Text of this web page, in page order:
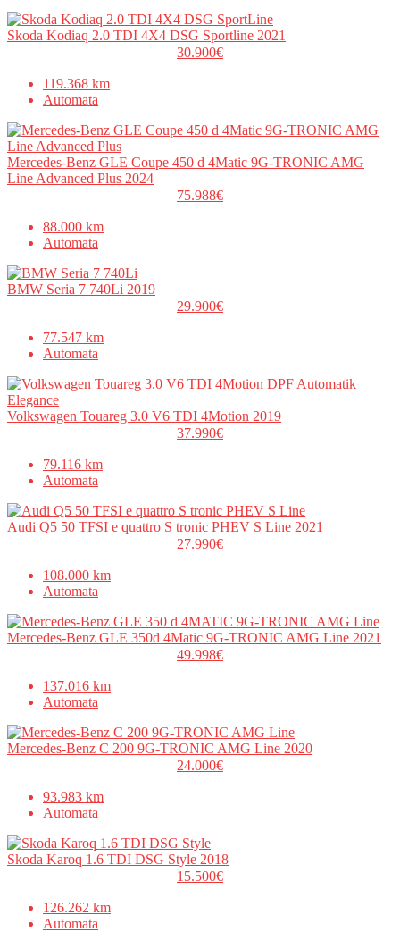
30.900€
Skoda Kodiaq 2.0 TDI 4X4 DSG Sportline 2021
119.368 km
Automata
75.988€
Mercedes-Benz GLE Coupe 450 d 4Matic 9G-TRONIC AMG
Line Advanced Plus 2024
88.000 km
Automata
29.900€
BMW Seria 7 740Li 2019
77.547 km
Automata
37.990€
Volkswagen Touareg 3.0 V6 TDI 4Motion 2019
79.116 km
Automata
27.990€
Audi Q5 50 TFSI e quattro S tronic PHEV S Line 2021
108.000 km
Automata
49.998€
Mercedes-Benz GLE 350d 4Matic 9G-TRONIC AMG Line 2021
137.016 km
Automata
24.000€
Mercedes-Benz C 200 9G-TRONIC AMG Line 2020
93.983 km
Automata
15.500€
Skoda Karoq 1.6 TDI DSG Style 2018
126.262 km
Automata